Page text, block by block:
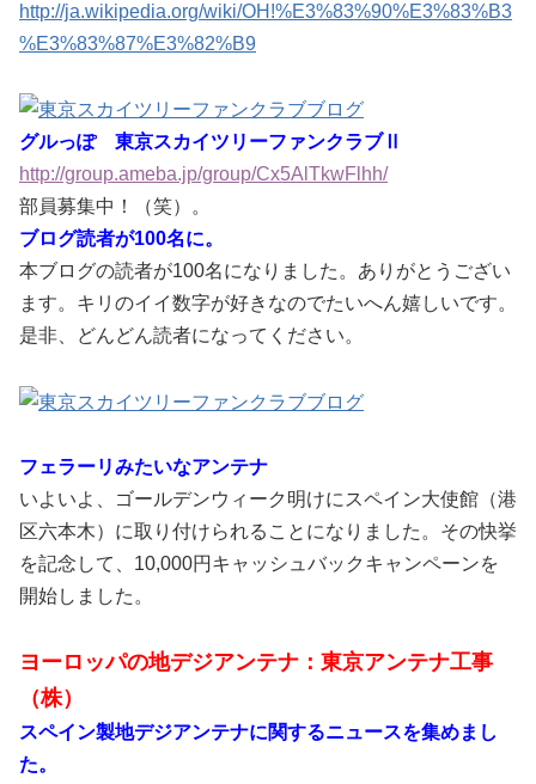
http://ja.wikipedia.org/wiki/OH!%E3%83%90%E3%83%B3
%E3%83%87%E3%82%B9
グルっぽ 東京スカイツリーファンクラブⅡ
http://group.ameba.jp/group/Cx5AlTkwFlhh/
部員募集中！（笑）。
ブログ読者が100名に。
本ブログの読者が100名になりました。ありがとうござい
ます。キリのイイ数字が好きなのでたいへん嬉しいです。
是非、どんどん読者になってください。
フェラーリみたいなアンテナ
いよいよ、ゴールデンウィーク明けにスペイン大使館（港
区六本木）に取り付けられることになりました。その快挙
を記念して、10,000円キャッシュバックキャンペーンを
開始しました。
ヨーロッパの地デジアンテナ：東京アンテナ工事
（株）
スペイン製地デジアンテナに関するニュースを集めまし
た。